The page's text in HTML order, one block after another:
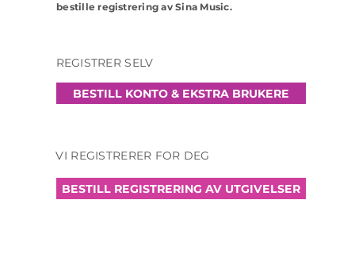
bestille registrering av Sina Music.
REGISTRER SELV
BESTILL KONTO & EKSTRA BRUKERE
VI REGISTRERER FOR DEG
BESTILL REGISTRERING AV UTGIVELSER